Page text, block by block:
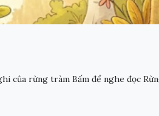
của rừng tràm Bấm để nghe đọc